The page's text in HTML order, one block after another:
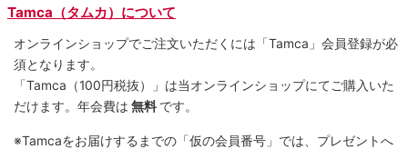
Tamca（タムカ）について
オンラインショップでご注⽂いただくには「Tamca」会員登録が必
須となります。
「Tamca （100円税抜）
」は当オンラインショップにてご購⼊いた
だけます。 年会費は 無料 です。
※Tamcaをお届けするまでの「仮の会員番号」では、プレゼントへ